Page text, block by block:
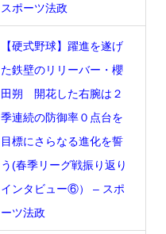
スポーツ法政
【硬式野球】躍進を遂げ
た鉄壁のリリーバー・櫻
田朔 開花した右腕は２
季連続の防御率０点台を
目標にさらなる進化を誓
う(春季リーグ戦振り返り
インタビュー⑥） – スポ
ーツ法政